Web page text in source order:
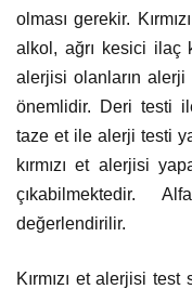
olması gerekir.
alkol, ağrı kesici ilaç
alerjisi olanların alerji
önemlidir. Deri testi
taze et ile alerji testi
kırmızı et alerjisi
çıkabilmektedir.
değerlendirilir.
Kırmızı et alerjisi